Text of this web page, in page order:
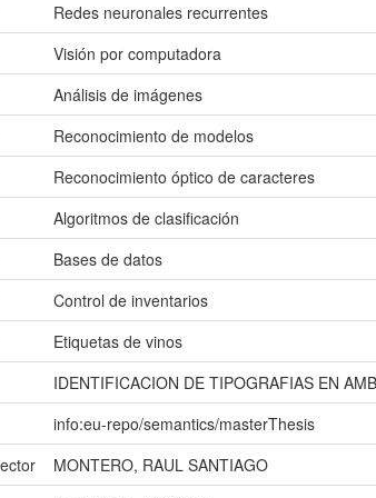
Redes neuronales recurrentes
Visión por computadora
Análisis de imágenes
Reconocimiento de modelos
Reconocimiento óptico de caracteres
Algoritmos de clasificación
Bases de datos
Control de inventarios
Etiquetas de vinos
IDENTIFICACION DE TIPOGRAFIAS EN
info:eu-repo/semantics/masterThesis
MONTERO, RAUL SANTIAGO